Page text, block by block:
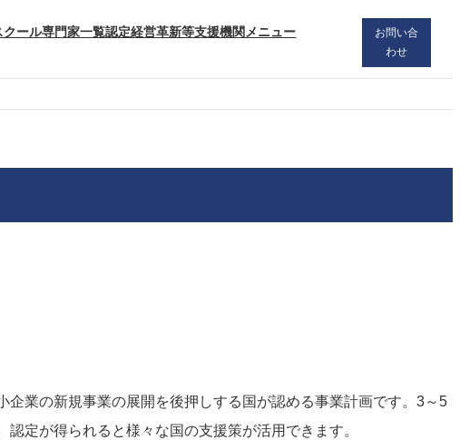
クール専門家一覧認定経営革新等支援機関メニュー
お問い合
わせ
企業の新規事業の展開を後押しする国が認める事業計画です。3～5
認定が得られると様々な国の支援策が活用できます。